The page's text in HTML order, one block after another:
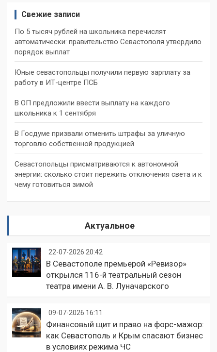
Свежие записи
По 5 тысяч рублей на школьника перечислят
автоматически: правительство Севастополя утвердило
порядок выплат
Юные севастопольцы получили первую зарплату за
работу в ИТ-центре ПСБ
В ОП предложили ввести выплату на каждого
школьника к 1 сентября
В Госдуме призвали отменить штрафы за уличную
торговлю собственной продукцией
Севастопольцы присматриваются к автономной
энергии: сколько стоит пережить отключения света и к
чему готовиться зимой
Актуальное
22-07-2026 20:42
В Севастополе премьерой «Ревизор»
открылся 116-й театральный сезон
театра имени А. В. Луначарского
09-07-2026 16:11
Финансовый щит и право на форс-мажор:
как Севастополь и Крым спасают бизнес
в условиях режима ЧС